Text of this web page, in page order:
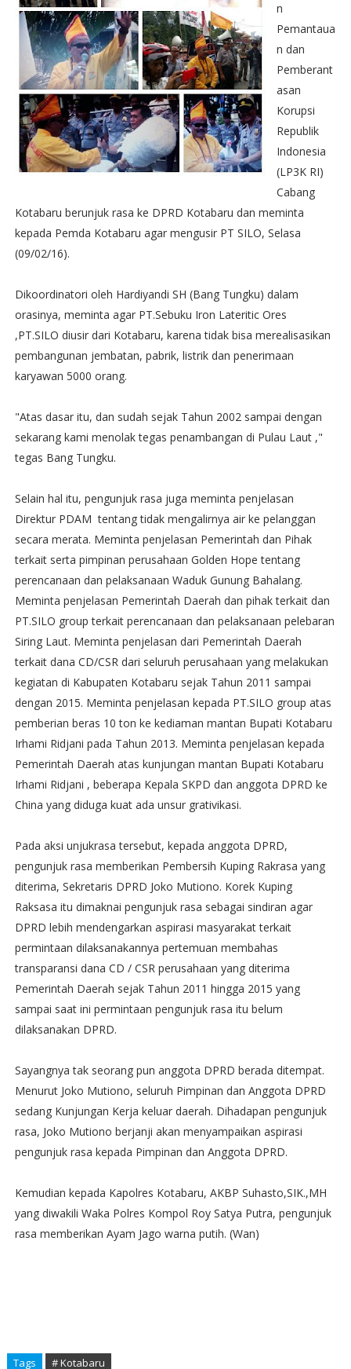
n
Pemantaua
n dan
Pemberant
asan
Korupsi
Republik
Indonesia
(LP3K RI)
Cabang
Kotabaru berunjuk rasa ke DPRD Kotabaru dan meminta
kepada Pemda Kotabaru agar mengusir PT SILO, Selasa
(09/02/16).
Dikoordinatori oleh Hardiyandi SH (Bang Tungku) dalam
orasinya, meminta agar PT.Sebuku Iron Lateritic Ores
,PT.SILO diusir dari Kotabaru, karena tidak bisa merealisasikan
pembangunan jembatan, pabrik, listrik dan penerimaan
karyawan 5000 orang.
"Atas dasar itu, dan sudah sejak Tahun 2002 sampai dengan
sekarang kami menolak tegas penambangan di Pulau Laut ,"
tegas Bang Tungku.
Selain hal itu, pengunjuk rasa juga meminta penjelasan
Direktur PDAM tentang tidak mengalirnya air ke pelanggan
secara merata. Meminta penjelasan Pemerintah dan Pihak
terkait serta pimpinan perusahaan Golden Hope tentang
perencanaan dan pelaksanaan Waduk Gunung Bahalang.
Meminta penjelasan Pemerintah Daerah dan pihak terkait dan
PT.SILO group terkait perencanaan dan pelaksanaan pelebaran
Siring Laut. Meminta penjelasan dari Pemerintah Daerah
terkait dana CD/CSR dari seluruh perusahaan yang melakukan
kegiatan di Kabupaten Kotabaru sejak Tahun 2011 sampai
dengan 2015. Meminta penjelasan kepada PT.SILO group atas
pemberian beras 10 ton ke kediaman mantan Bupati Kotabaru
Irhami Ridjani pada Tahun 2013. Meminta penjelasan kepada
Pemerintah Daerah atas kunjungan mantan Bupati Kotabaru
Irhami Ridjani , beberapa Kepala SKPD dan anggota DPRD ke
China yang diduga kuat ada unsur grativikasi.
Pada aksi unjukrasa tersebut, kepada anggota DPRD,
pengunjuk rasa memberikan Pembersih Kuping Rakrasa yang
diterima, Sekretaris DPRD Joko Mutiono. Korek Kuping
Raksasa itu dimaknai pengunjuk rasa sebagai sindiran agar
DPRD lebih mendengarkan aspirasi masyarakat terkait
permintaan dilaksanakannya pertemuan membahas
transparansi dana CD / CSR perusahaan yang diterima
Pemerintah Daerah sejak Tahun 2011 hingga 2015 yang
sampai saat ini permintaan pengunjuk rasa itu belum
dilaksanakan DPRD.
Sayangnya tak seorang pun anggota DPRD berada ditempat.
Menurut Joko Mutiono, seluruh Pimpinan dan Anggota DPRD
sedang Kunjungan Kerja keluar daerah. Dihadapan pengunjuk
rasa, Joko Mutiono berjanji akan menyampaikan aspirasi
pengunjuk rasa kepada Pimpinan dan Anggota DPRD.
Kemudian kepada Kapolres Kotabaru, AKBP Suhasto,SIK.,MH
yang diwakili Waka Polres Kompol Roy Satya Putra, pengunjuk
rasa memberikan Ayam Jago warna putih. (Wan)
Tags # Kotabaru